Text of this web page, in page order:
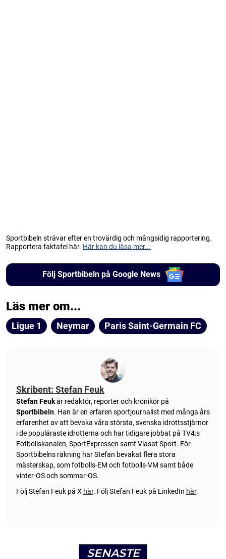
Sportbibeln strävar efter en trovärdig och mångsidig rapportering.
Rapportera faktafel här. Här kan du läsa mer...
Följ Sportbibeln på Google News
Läs mer om...
Ligue 1 Neymar Paris Saint-Germain FC
Skribent: Stefan Feuk
Stefan Feukär redaktör, reporter och krönikör på
Sportbibeln. Han är en erfaren sportjournalist med många års
erfarenhet av att bevaka våra största, svenska idrottsstjärnor
i de populäraste idrotterna och har tidigare jobbat på TV4:s
Fotbollskanalen, SportExpressen samt Viasat Sport. För
Sportbibelns räkning har Stefan bevakat flera stora
mästerskap, som fotbolls-EM och fotbolls-VM samt både
vinter-OS och sommar-OS.
Följ Stefan Feuk på X här. Följ Stefan Feuk på LinkedIn här.
SENASTE